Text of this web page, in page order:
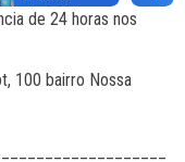
de 24 horas nos
100 bairro Nossa